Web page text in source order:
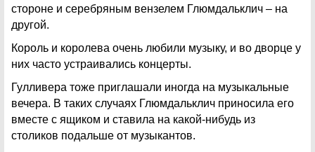
стороне и серебряным вензелем Глюмдальклич – на
другой.
Король и королева очень любили музыку, и во дворце у
них часто устраивались концерты.
Гулливера тоже приглашали иногда на музыкальные
вечера. В таких случаях Глюмдальклич приносила его
вместе с ящиком и ставила на какой-нибудь из
столиков подальше от музыкантов.